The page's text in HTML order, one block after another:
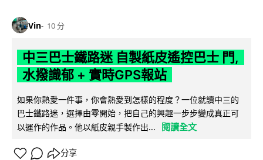
Vin 10 分
中三巴士鐵路迷 自製紙皮遙控巴士 門,
水撥識郁 + 實時GPS報站
如果你熱愛一件事，你會熱愛到怎樣的程度？一位就讀中三的
巴士鐵路迷，選擇由零開始，把自己的興趣一步步變成真正可
以運作的作品。他以紙皮親手製作出...
閱讀全文
分享